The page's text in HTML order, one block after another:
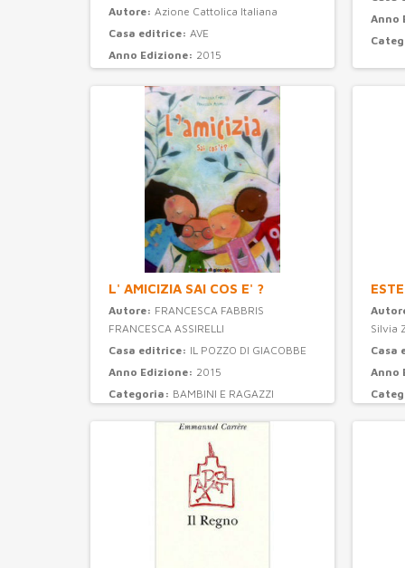
Autore: Azione Cattolica Italiana
Casa editrice: AVE
Anno Edizione: 2015
Anno
L' AMICIZIA SAI COS E' ?
Autore: FRANCESCA FABBRIS
FRANCESCA ASSIRELLI
Casa editrice: IL POZZO DI GIACOBBE
Anno Edizione: 2015
Categoria: BAMBINI E RAGAZZI
Silvia
Casa
Anno